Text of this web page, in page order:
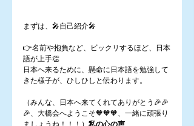
まずは、🎤自己紹介🎤
👉名前や抱負など、ビックリするほど、日本
語が上手👏
日本へ来るために、懸命に日本語を勉強して
きた様子が、ひしひしと伝わります。
（みんな、日本へ来てくれてありがとう🎉🎉
🎉、大橋会へようこそ🧡🧡🧡、一緒に頑張り
ましょうね！！！） 私の心の声